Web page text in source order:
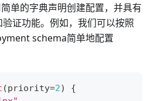
单的字典声明创建配置，并具有
证功能。例如，我们可以按照
schema简单地配置
(priority=2) {